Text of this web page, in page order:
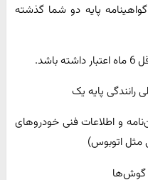
گواهینامه پایه دو شما گذشته
رانندگی پایه یک
و اطلاعات فنی خودروهای
مثل اتوبوس)
گوش‌ها